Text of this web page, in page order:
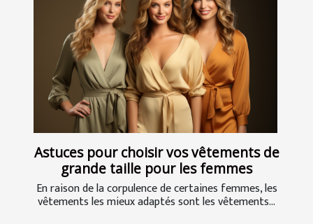
Astuces pour choisir vos vêtements de
grande taille pour les femmes
En raison de la corpulence de certaines femmes, les
vêtements les mieux adaptés sont les vêtements...